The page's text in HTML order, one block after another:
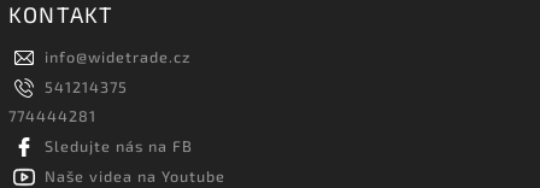
KONTAKT
info@widetrade.cz
541214375
774444281
Sledujte nás na FB
Naše videa na Youtube